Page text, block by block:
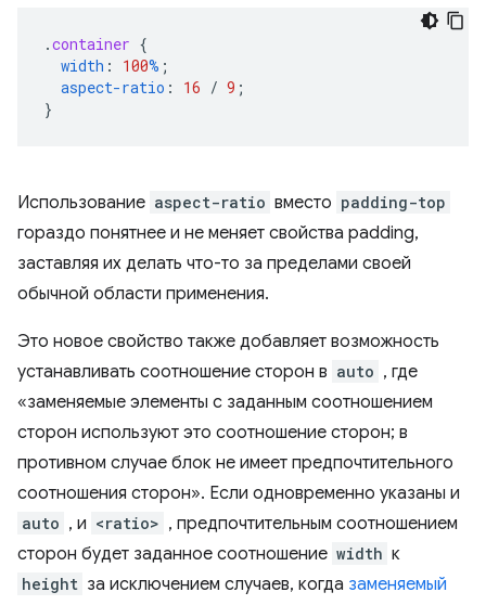
.container {
width : 100% ;
aspect-ratio : 16 / 9 ;
}
Использование aspect-ratio вместо padding-top
гораздо понятнее и не меняет свойства padding,
заставляя их делать что-то за пределами своей
обычной области применения.
Это новое свойство также добавляет возможность
устанавливать соотношение сторон в auto , где
«заменяемые элементы с заданным соотношением
сторон используют это соотношение сторон; в
противном случае блок не имеет предпочтительного
соотношения сторон». Если одновременно указаны и
auto , и <ratio> , предпочтительным соотношением
сторон будет заданное соотношение width к
height за исключением случаев, когда заменяемый